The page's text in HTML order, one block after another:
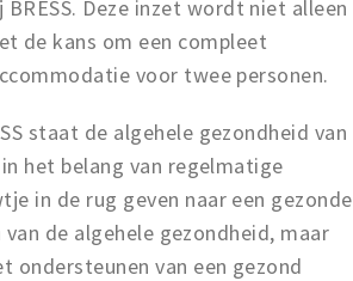
Deze inzet wordt niet alleen
de kans om een compleet
voor twee personen.
staat de algehele gezondheid van
het belang van regelmatige
in de rug geven naar een gezonde
de algehele gezondheid, maar
ondersteunen van een gezond